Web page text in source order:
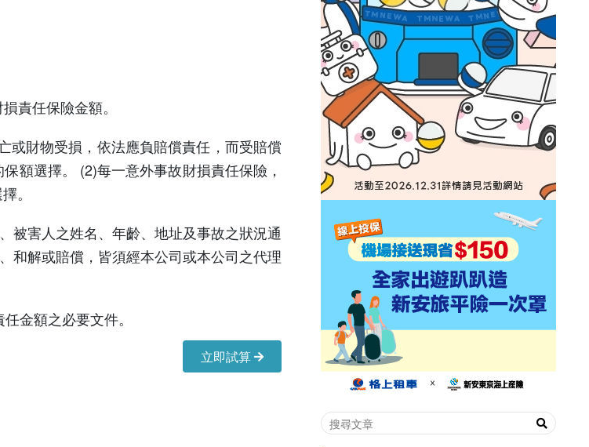
責任保險金額。
或財物受損，依法應負賠償責任，而受賠償
額選擇。 (2)每一意外事故財損責任保險，
。
被害人之姓名、年齡、地址及事故之狀況通
和解或賠償，皆須經本公司或本公司之代理
金額之必要文件。
立即試算